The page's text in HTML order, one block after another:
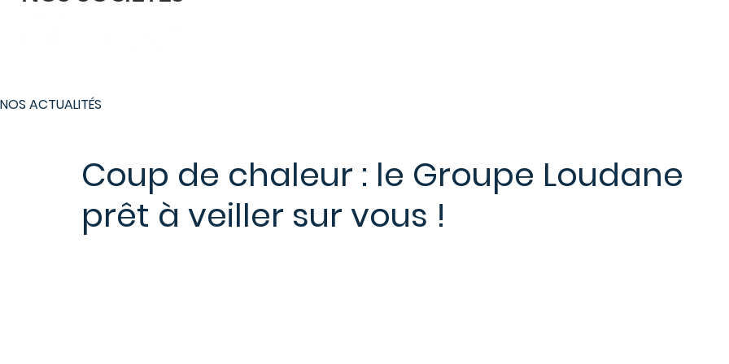
NOS ACTUALITÉS
Coup de chaleur : le Groupe Loudane
prêt à veiller sur vous !